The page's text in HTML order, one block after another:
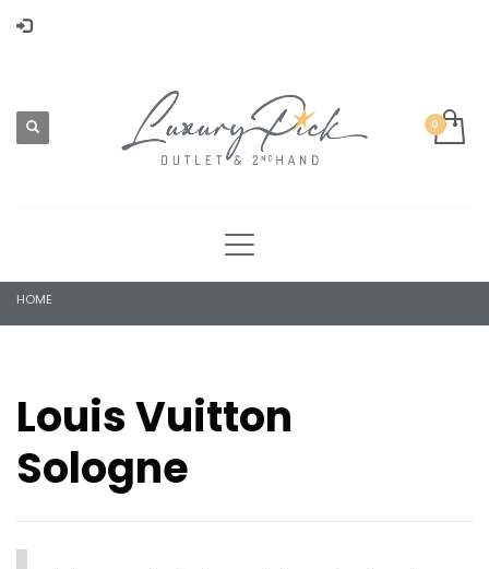
HOME
Louis Vuitton
Sologne